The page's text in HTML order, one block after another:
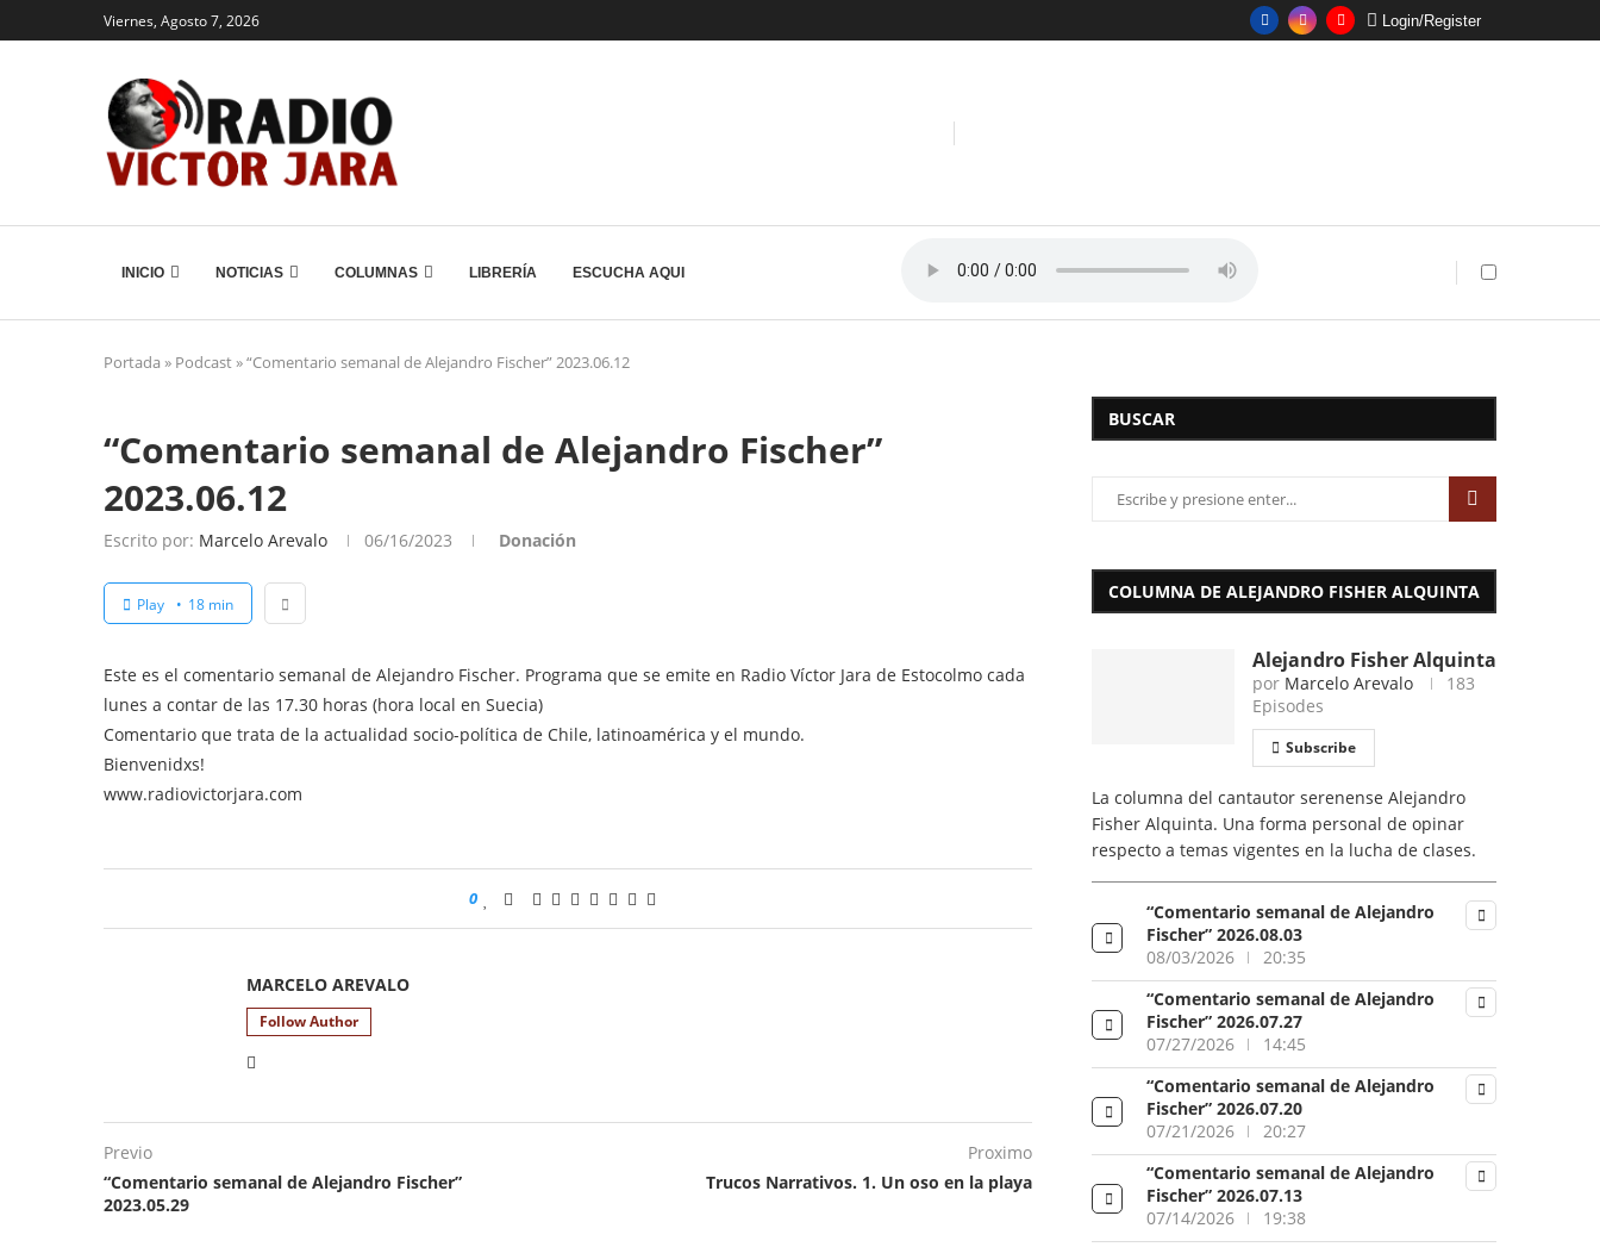
Viernes, Agosto 7, 2026 Login/Register
INICIO NOTICIAS COLUMNAS LIBRERÍA ESCUCHA AQUI
Portada » Podcast»“Comentario semanal de Alejandro Fischer” 2023.06.12
“Comentario semanal de Alejandro Fischer”
2023.06.12
Escrito por: Marcelo Arevalo 06/16/2023 Donación
Play 18 min
Este es el comentario semanal de Alejandro Fischer. Programa que se emite en Radio Víctor Jara de Estocolmo cada
lunes a contar de las 17.30 horas (hora local en Suecia)
Comentario que trata de la actualidad socio-política de Chile, latinoamérica y el mundo.
Bienvenidxs!
www.radiovictorjara.com
0
MARCELO AREVALO
Follow Author
Previo
“Comentario semanal de Alejandro Fischer”
2023.05.29
Proximo
Trucos Narrativos. 1. Un oso en la playa
BUSCAR
COLUMNA DE ALEJANDRO FISHER ALQUINTA
Alejandro Fisher Alquinta
por Marcelo Arevalo
183
Episodes
Subscribe
La columna del cantautor serenense Alejandro
Fisher Alquinta. Una forma personal de opinar
respecto a temas vigentes en la lucha de clases.
“Comentario semanal de Alejandro
Fischer” 2026.08.03
08/03/2026
20:35
“Comentario semanal de Alejandro
Fischer” 2026.07.27
07/27/2026
14:45
“Comentario semanal de Alejandro
Fischer” 2026.07.20
07/21/2026
20:27
“Comentario semanal de Alejandro
Fischer” 2026.07.13
07/14/2026
19:38